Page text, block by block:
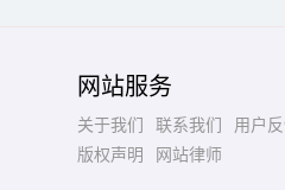
网站服务
关于我们 联系我们
用户
版权声明
网站律师